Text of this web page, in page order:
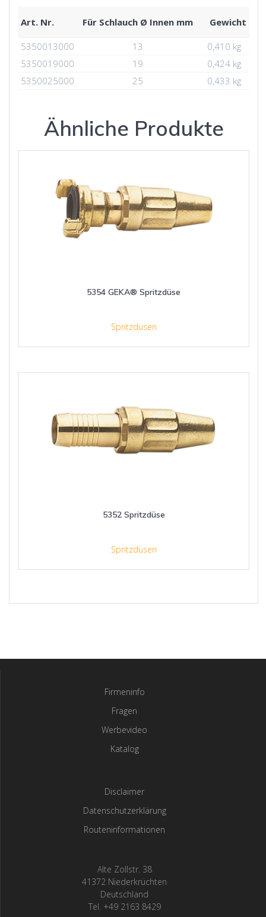
Art. Nr. Für Schlauch Ø Innen mm Gewicht
5350013000 13
0,410 kg
5350019000
19
0,424 kg
5350025000
25 0,433 kg
Ähnliche Produkte
5354 GEKA® Spritzdüse
Spritzdüsen
5352 Spritzdüse
Spritzdüsen
Firmeninfo
Fragen
Werbevideo
Katalog
Disclaimer
Datenschutzerklärung
Routeninformationen
Alte Zollstr. 38
41372 Niederkrüchten
Deutschland
Tel. +49 2163 8429